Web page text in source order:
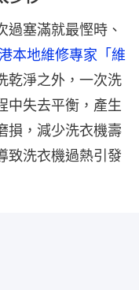
過塞滿就最慳時、
本地維修專家「維
乾淨之外，一次洗
中失去平衡，產生
損，減少洗衣機壽
致洗衣機過熱引發